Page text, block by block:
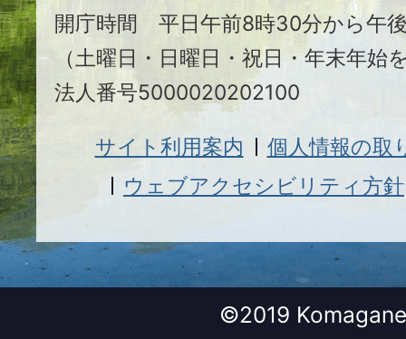
開庁時間 平日午前8時30分から午
（土曜日・日曜日・祝日・年末年始
法人番号5000020202100
サイト利用案内
個人情報の取
ウェブアクセシビリティ方針
©2019